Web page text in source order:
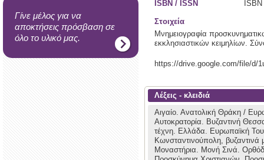
Γίνε μέλος για να
αποκτήσεις πρόσβαση σε
όλο το υλικό μας.
ISBN / ISSN ISBN
Στοιχεία
Μνημειογραφία
εκκλησιαστικών κειμηλίων.
https://drive.google.com/file/d/
Λέξεις - κλειδιά
Αιγαίο. Ανατολική Θράκη /
Αυτοκρατορία. Βυζαντινή
τέχνη. Ελλάδα. Ευρωπαϊκή
Κωνσταντινούπολη, βυζαντινά
Μοναστήρια. Μονή Σινά.